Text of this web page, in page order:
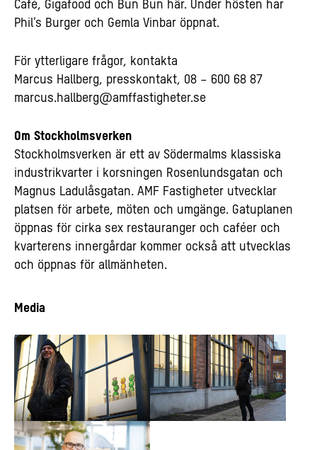
Café, Gigafood och Bun Bun här. Under hösten har
Phil’s Burger och Gemla Vinbar öppnat.
För ytterligare frågor, kontakta
Marcus Hallberg, presskontakt, 08 – 600 68 87
marcus.hallberg@amffastigheter.se
Om Stockholmsverken
Stockholmsverken är ett av Södermalms klassiska
industrikvarter i korsningen Rosenlundsgatan och
Magnus Ladulåsgatan. AMF Fastigheter utvecklar
platsen för arbete, möten och umgänge. Gatuplanen
öppnas för cirka sex restauranger och caféer och
kvarterens innergårdar kommer också att utvecklas
och öppnas för allmänheten.
Media